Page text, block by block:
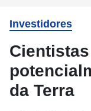
Investidores
da Terra